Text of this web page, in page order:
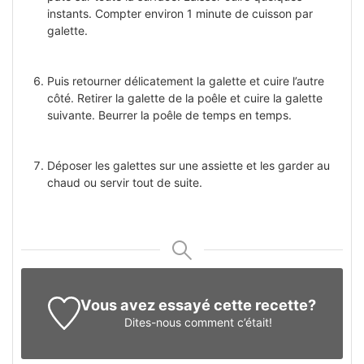
instants. Compter environ 1 minute de cuisson par
galette.
Puis retourner délicatement la galette et cuire l’autre
côté. Retirer la galette de la poêle et cuire la galette
suivante. Beurrer la poêle de temps en temps.
Déposer les galettes sur une assiette et les garder au
chaud ou servir tout de suite.
Vous avez essayé cette recette?
Dites-nous comment c’était!